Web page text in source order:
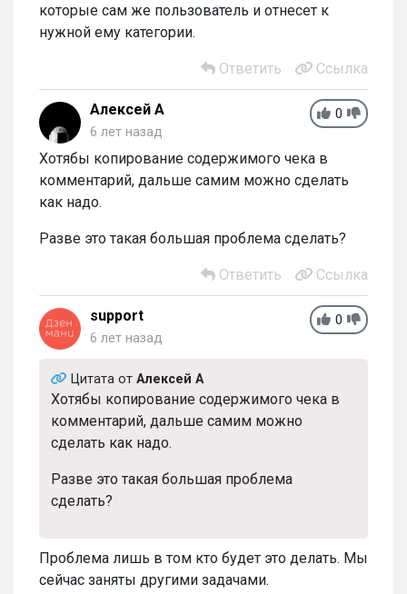
которые сам же пользователь и отнесет к
нужной ему категории.
Ответить Ссылка
0
Алексей А
6 лет назад
Хотябы копирование содержимого чека в
комментарий, дальше самим можно сделать
как надо.
Разве это такая большая проблема сделать?
Ответить Ссылка
0
support
6 лет назад
Цитата от Алексей А
Хотябы копирование содержимого чека в
комментарий, дальше самим можно
сделать как надо.
Разве это такая большая проблема
сделать?
Проблема лишь в том кто будет это делать. Мы
сейчас заняты другими задачами.